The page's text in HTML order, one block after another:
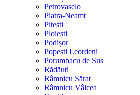
Petrovaselo
Piatra-Neamț
Pitești
Ploiești
Podișor
Popești Leordeni
Porumbacu de Sus
Rădăuți
Râmnicu Sărat
Râmnicu Vâlcea